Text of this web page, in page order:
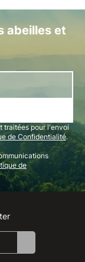
abeilles et
traitées pour l'envoi
de Confidentialité.
de